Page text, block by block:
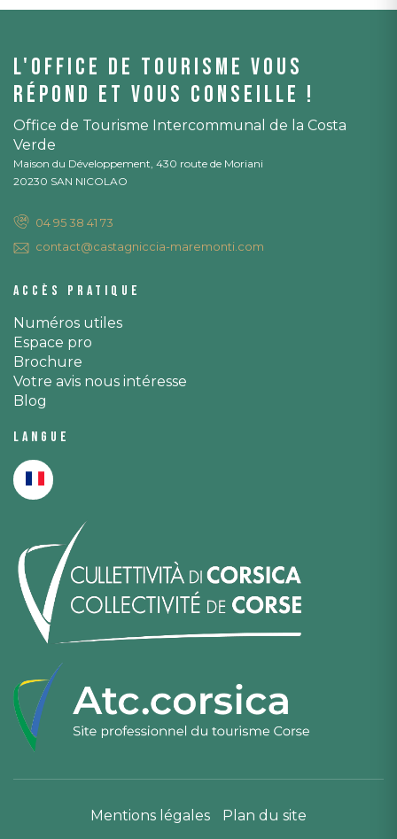
L'office de tourisme vous
répond et vous conseille !
Office de Tourisme Intercommunal de la Costa
Verde
Maison du Développement, 430 route de Moriani
20230 SAN NICOLAO
04 95 38 41 73
contact@castagniccia-maremonti.com
Accès pratique
Numéros utiles
Espace pro
Brochure
Votre avis nous intéresse
Blog
Langue
Mentions légales Plan du site